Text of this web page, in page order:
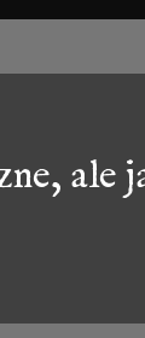
ale